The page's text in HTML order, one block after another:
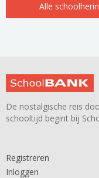
Alle
De nostalgische reis
schooltijd begint bij
Registreren
Inloggen